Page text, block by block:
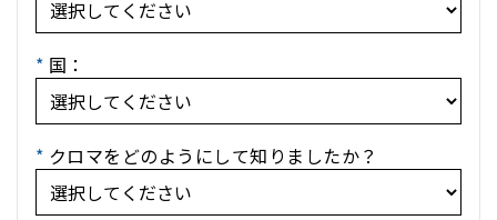
* 国：
* クロマをどのようにして知りましたか？